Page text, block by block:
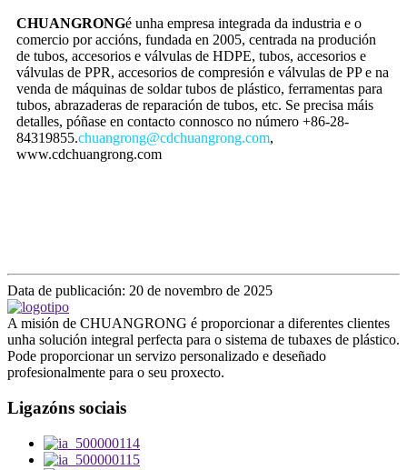
CHUANGRONGé unha empresa integrada da industria e o
comercio por accións, fundada en 2005, centrada na produción
de tubos, accesorios e válvulas de HDPE, tubos, accesorios e
válvulas de PPR, accesorios de compresión e válvulas de PP e na
venda de máquinas de soldar tubos de plástico, ferramentas para
tubos, abrazaderas de reparación de tubos, etc. Se precisa máis
detalles, póñase en contacto connosco no número +86-28-
84319855.chuangrong@cdchuangrong.com,
www.cdchuangrong.com
Data de publicación: 20 de novembro de 2025
A misión de CHUANGRONG é proporcionar a diferentes clientes
unha solución integral perfecta para o sistema de tubaxes de plástico.
Pode proporcionar un servizo personalizado e deseñado
profesionalmente para o seu proxecto.
Ligazóns sociais